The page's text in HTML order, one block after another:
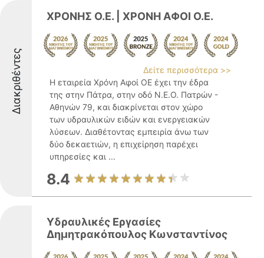
Διακριθέντες
ΧΡΟΝΗΣ Ο.Ε. | ΧΡΟΝΗ ΑΦΟΙ Ο.Ε.
Δείτε περισσότερα >>
Η εταιρεία Χρόνη Αφοί ΟΕ έχει την έδρα
της στην Πάτρα, στην οδό Ν.Ε.Ο. Πατρών -
Αθηνών 79, και διακρίνεται στον χώρο
των υδραυλικών ειδών και ενεργειακών
λύσεων. Διαθέτοντας εμπειρία άνω των
δύο δεκαετιών, η επιχείρηση παρέχει
υπηρεσίες και ...
8.4
Υδραυλικές Εργασίες
Δημητρακόπουλος Κωνσταντίνος